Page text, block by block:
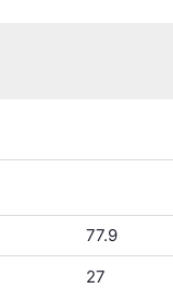
77.9
27